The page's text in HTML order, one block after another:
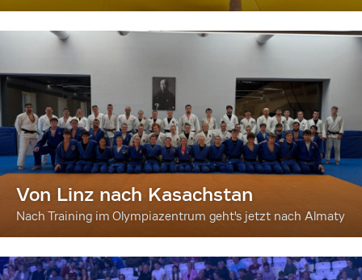
Von Linz nach Kasachstan
Nach Training im Olympiazentrum geht's jetzt nach Almaty